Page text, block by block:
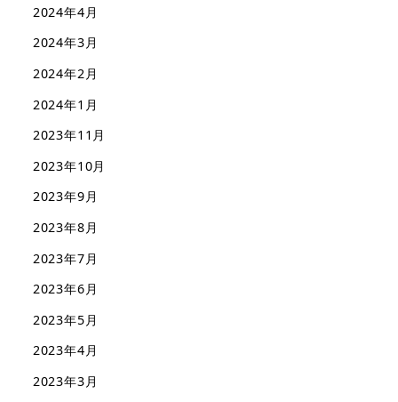
2024年4月
2024年3月
2024年2月
2024年1月
2023年11月
2023年10月
2023年9月
2023年8月
2023年7月
2023年6月
2023年5月
2023年4月
2023年3月